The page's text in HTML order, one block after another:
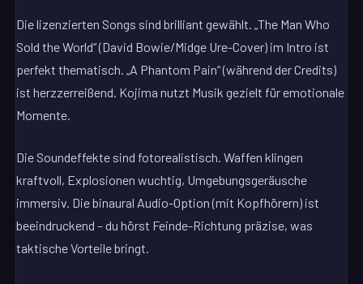
Die lizenzierten Songs sind brilliant gewählt. „The Man Who
Sold the World“ (David Bowie/Midge Ure-Cover) im Intro ist
perfekt thematisch. „A Phantom Pain“ (während der Credits)
ist herzzerreißend. Kojima nutzt Musik gezielt für emotionale
Momente.
Die Soundeffekte sind fotorealistisch. Waffen klingen
kraftvoll, Explosionen wuchtig, Umgebungsgeräusche
immersiv. Die binaural Audio-Option (mit Kopfhörern) ist
beeindruckend – du hörst Feinde-Richtung präzise, was
taktische Vorteile bringt.